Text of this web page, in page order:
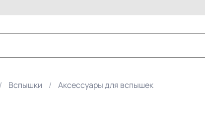
Вспышки Аксессуары для вспышек